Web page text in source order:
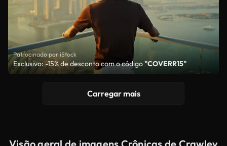
Patrocinado por iStock
Exclusivo: -15% de desconto com o código"COVERR15"
Carregar mais